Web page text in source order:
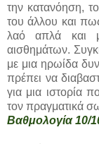
την κατανόηση,
του άλλου και
λαό απλά και
αισθημάτων.
με μια ηρωίδα
πρέπει να
για μια ιστορία
τον πραγματικά
Βαθμολογία 10/